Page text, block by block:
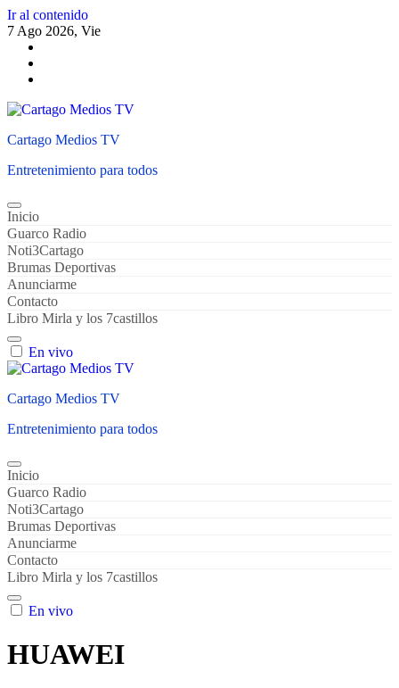
Ir al contenido
7 Ago 2026, Vie
Cartago Medios TV
Entretenimiento para todos
Inicio
Guarco Radio
Noti3Cartago
Brumas Deportivas
Anunciarme
Contacto
Libro Mirla y los 7castillos
En vivo
Cartago Medios TV
Entretenimiento para todos
Inicio
Guarco Radio
Noti3Cartago
Brumas Deportivas
Anunciarme
Contacto
Libro Mirla y los 7castillos
En vivo
HUAWEI